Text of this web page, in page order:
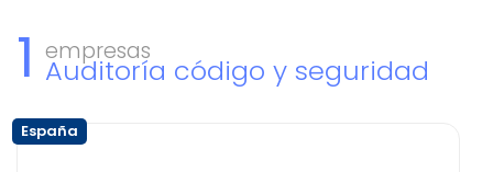
1 empresas
Auditoría código y seguridad
España